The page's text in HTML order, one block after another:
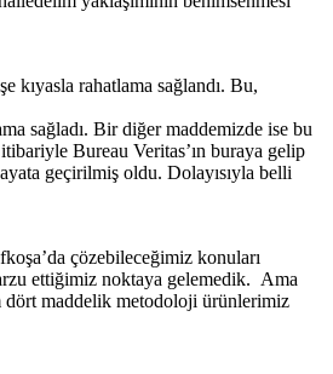
kıyasla rahatlama sağlandı. Bu,
sağladı. Bir diğer maddemizde ise bu
Bureau Veritas’ın buraya gelip
geçirilmiş oldu. Dolayısıyla belli
çözebileceğimiz konuları
ettiğimiz noktaya gelemedik. Ama
dört maddelik metodoloji ürünlerimiz